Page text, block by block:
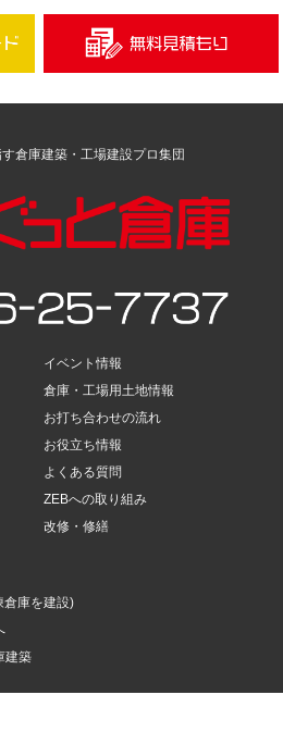
倉庫建築・工場建設プロ集団
イベント情報
倉庫・工場用土地情報
お打ち合わせの流れ
お役立ち情報
よくある質問
ZEBへの取り組み
改修・修繕
倉庫を建設)
建築